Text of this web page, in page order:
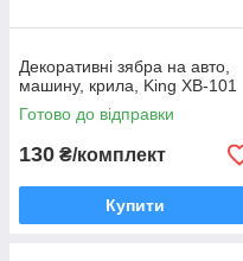
Декоративні зябра на авто,
машину, крила, King XB-101
Готово до відправки
130 ₴/комплект
Купити